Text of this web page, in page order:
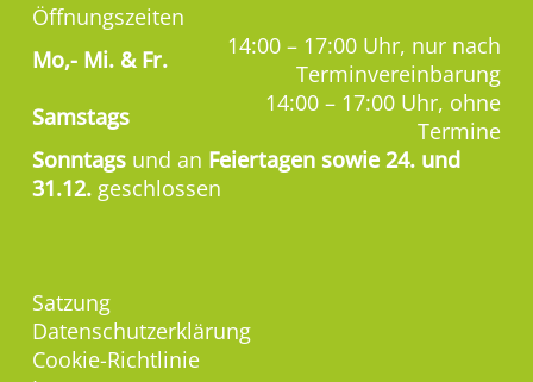
Öffnungszeiten
Mo,- Mi. & Fr.
14:00 – 17:00 Uhr, nur nach
Terminvereinbarung
Samstags
14:00 – 17:00 Uhr, ohne
Termine
Sonntags und an Feiertagen sowie 24. und
31.12. geschlossen
Satzung
Datenschutzerklärung
Cookie-Richtlinie